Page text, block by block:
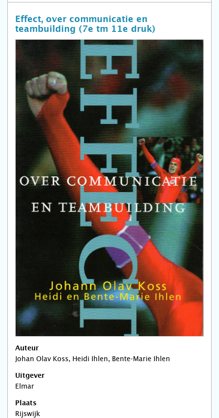
Effect, over communicatie en
teambuilding (7e tm 11e druk)
Auteur
Johan Olav Koss, Heidi Ihlen, Bente-Marie Ihlen
Uitgever
Elmar
Plaats
Rijswijk